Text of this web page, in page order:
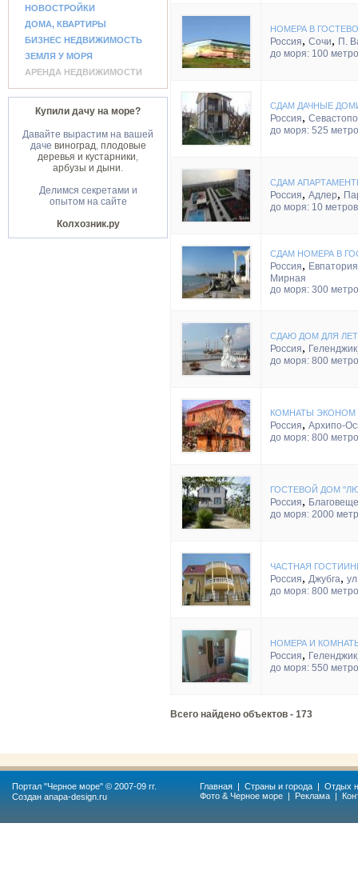
НОВОСТРОЙКИ
ДОМА, КВАРТИРЫ
БИЗНЕС НЕДВИЖИМОСТЬ
ЗЕМЛЯ У МОРЯ
АРЕНДА НЕДВИЖИМОСТИ
Купили дачу на море?
Давайте вырастим на вашей
даче виноград, плодовые
деревья и кустарники,
арбузы и дыни.
Делимся секретами и
опытом на сайте
Колхозник.ру
НОМЕРА В
Россия, Сочи, П.
до моря: 100
СДАМ ДАЧНЫЕ
Россия,
до моря: 525
СДАМ
Россия, Адлер,
до моря: 10 метров
СДАМ НОМЕРА В
Россия, Евпатория
Мирная
до моря: 300
СДАЮ ДОМ ДЛЯ
Россия, Геленджик
до моря: 800
КОМНАТЫ ЭКОНОМ
Россия, Архипо-
до моря: 800
ГОСТЕВОЙ ДОМ
Россия,
до моря: 2000
ЧАСТНАЯ
Россия, Джубга,
до моря: 800
НОМЕРА И
Россия, Геленджик
до моря: 550
Всего найдено объектов - 173
Портал "Черное море" © 2007-09 гг.
Создан anapa-design.ru
Главная | Страны и города | Отдых
Фото & Черное море | Реклама |